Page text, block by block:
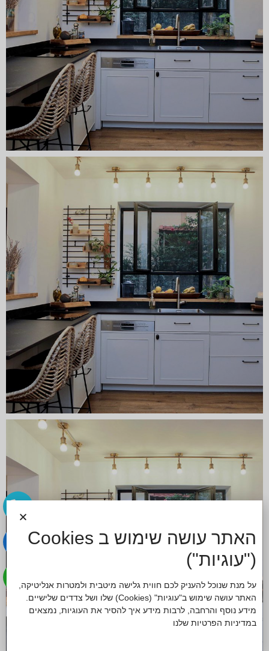
האתר עושה שימוש ב Cookies
("עוגיות")
על מנת שנוכל להעניק לכם חווית גלישה מיטבית ולמטרות אנליטיקה,
האתר עושה שימוש ב"עוגיות" (Cookies) שלו ושל צדדים שלישיים.
מידע נוסף והרחבה, לרבות מידע איך להסיר את העוגיות, נמצאים
במדיניות הפרטיות שלנו